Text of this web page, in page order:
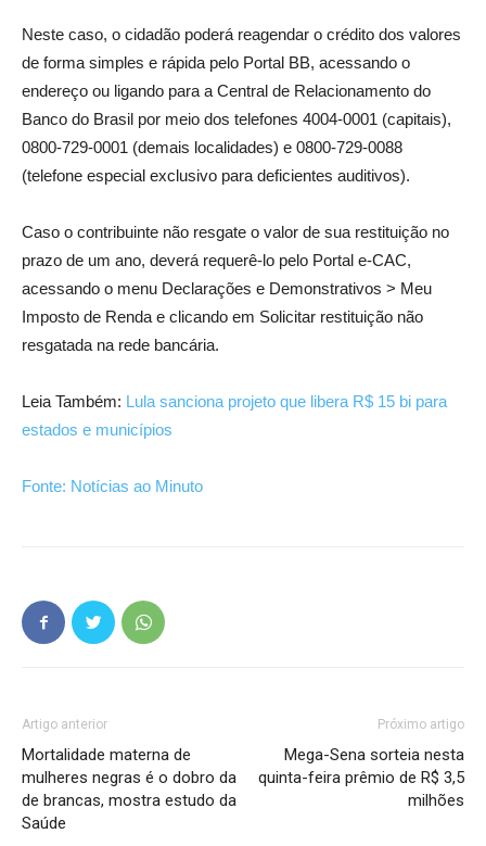
Neste caso, o cidadão poderá reagendar o crédito dos valores
de forma simples e rápida pelo Portal BB, acessando o
endereço ou ligando para a Central de Relacionamento do
Banco do Brasil por meio dos telefones 4004-0001 (capitais),
0800-729-0001 (demais localidades) e 0800-729-0088
(telefone especial exclusivo para deficientes auditivos).
Caso o contribuinte não resgate o valor de sua restituição no
prazo de um ano, deverá requerê-lo pelo Portal e-CAC,
acessando o menu Declarações e Demonstrativos > Meu
Imposto de Renda e clicando em Solicitar restituição não
resgatada na rede bancária.
Leia Também: Lula sanciona projeto que libera R$ 15 bi para
estados e municípios
Fonte: Notícias ao Minuto
Artigo anterior
Mortalidade materna de
mulheres negras é o dobro da
de brancas, mostra estudo da
Saúde
Próximo artigo
Mega-Sena sorteia nesta
quinta-feira prêmio de R$ 3,5
milhões